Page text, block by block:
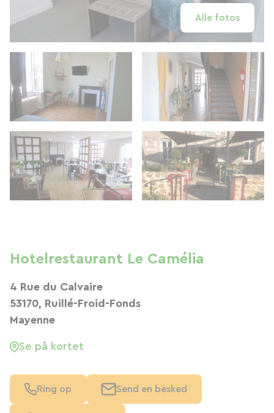
Alle fotos
Hotelrestaurant Le Camélia
4 Rue du Calvaire
53170, Ruillé-Froid-Fonds
Mayenne
Se på kortet
Ring op Send en besked